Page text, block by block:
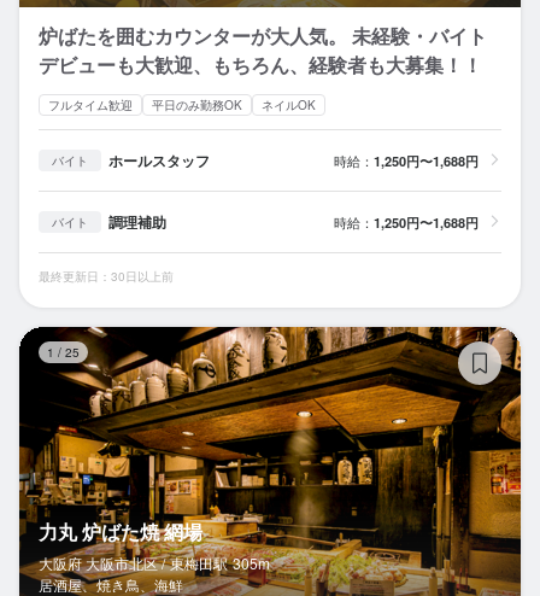
炉ばたを囲むカウンターが大人気。 未経験・バイト
デビューも大歓迎、もちろん、経験者も大募集！！
フルタイム歓迎 平日のみ勤務OK ネイルOK
バイト ホールスタッフ 時給： 1,250円〜1,688円
バイト 調理補助 時給： 1,250円〜1,688円
最終更新日：30日以上前
1 / 25
力丸 炉ばた焼 網場
大阪府 大阪市北区 / 東梅田駅 305m
居酒屋、焼き鳥、海鮮